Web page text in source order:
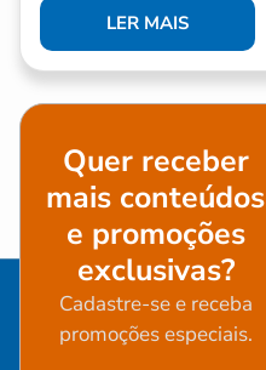
LER MAIS
Quer receber
mais conteúdos
e promoções
exclusivas?
Cadastre-se e receba
promoções especiais.